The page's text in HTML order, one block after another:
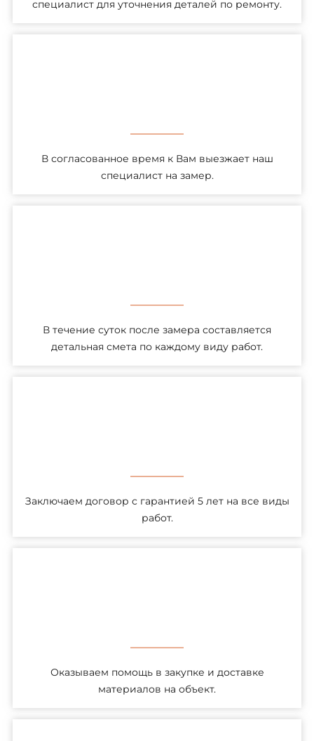
специалист для уточнения деталей по ремонту.
В согласованное время к Вам выезжает наш
специалист на замер.
В течение суток после замера составляется
детальная смета по каждому виду работ.
Заключаем договор с гарантией 5 лет на все виды
работ.
Оказываем помощь в закупке и доставке
материалов на объект.